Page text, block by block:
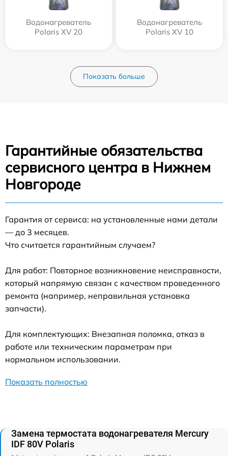
Водонагреватель
Polaris XV 20
Водонагреватель
Polaris XV 10
Показать больше
Гарантийные обязательства
сервисного центра в Нижнем
Новгороде
Гарантия от сервиса: на установленные нами детали
— до 3 месяцев.
Что считается гарантийным случаем?
Для работ: Повторное возникновение неисправности,
который напрямую связан с качеством проведенного
ремонта (например, неправильная установка
запчасти).
Для комплектующих: Внезапная поломка, отказ в
работе или техническим параметрам при
нормальном использовании.
Показать полностью
Замена термостата водонагревателя Mercury
IDF 80V Polaris